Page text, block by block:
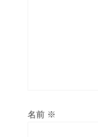
名前 ※